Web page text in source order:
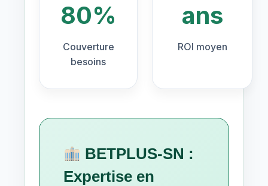
80%
Couverture
besoins
ans
ROI moyen
BETPLUS-SN :
Expertise en